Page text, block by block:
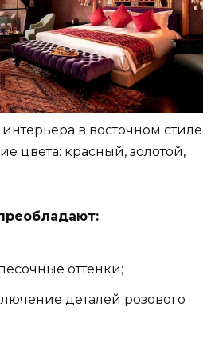
в восточном стиле
цвета: красный, золотой,
оттенки;
деталей розового